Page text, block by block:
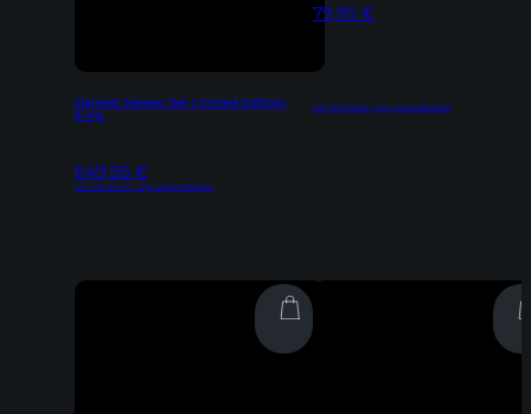
Damast Messer Set Limited Edition,
6-tlg.
649,95 €
Inkl. 19% MwSt | zzgl. Versandkosten
79,95 €
Inkl. 19% MwSt | zzgl. Versandkosten